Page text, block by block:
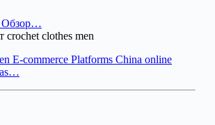
Обзор…
crochet clothes men
E-commerce Platforms China online